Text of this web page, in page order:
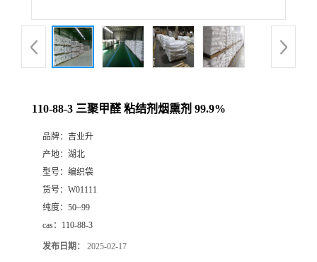
110-88-3 三聚甲醛 粘结剂烟熏剂 99.9%
品牌： 吉业升
产地： 湖北
型号： 编织袋
货号： W01111
纯度： 50~99
cas： 110-88-3
发布日期： 2025-02-17